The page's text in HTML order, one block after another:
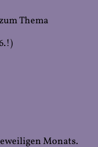
Thema
Monats.